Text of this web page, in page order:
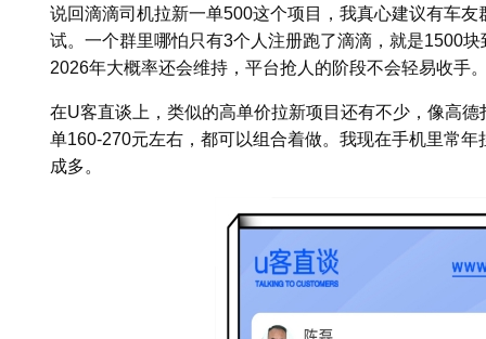
说回滴滴司机拉新一单500这个项目，我真心建议有车
试。一个群里哪怕只有3个人注册跑了滴滴，就是1500
2026年大概率还会维持，平台抢人的阶段不会轻易收手
在U客直谈上，类似的高单价拉新项目还有不少，像高
单160-270元左右，都可以组合着做。我现在手机里常
成多。